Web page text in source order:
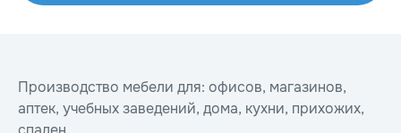
Производство мебели для: офисов, магазинов,
аптек, учебных заведений, дома, кухни, прихожих,